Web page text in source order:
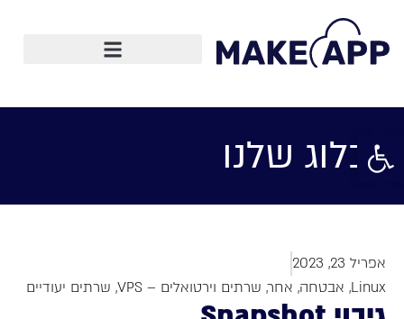
פתח סרגל נגישות
הבלוג שלנו
אפריל 23, 2023
Linux
, אבטחה, אחר, שרתים וירטואלים – VPS , שרתים יעודיים